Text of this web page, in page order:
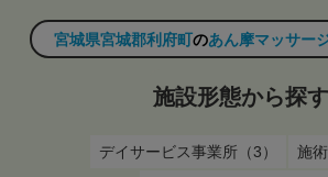
宮城県宮城郡利府町のあん摩マッサー
施設形態から探す
デイサービス事業所（3）
施